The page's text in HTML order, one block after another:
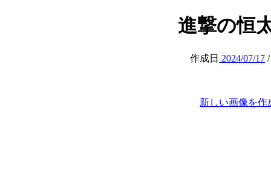
進撃の恒
作成日 2024/07/17
新しい画像を作